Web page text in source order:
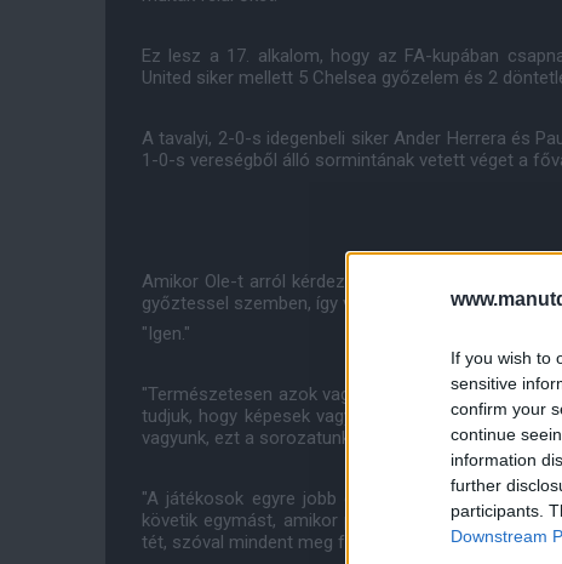
If you wish to
sensitive
confirm your
continue
information
further
participants.
Downstream
Ez lesz a 17. alkalom, hogy az FA-kupában
United siker mellett 5 Chelsea győzelem és 2
A tavalyi, 2-0-s idegenbeli siker Ander Herrera és
1-0-s vereségből álló sormintának vetett véget a
Amikor Ole-t arról kérdezték, hogy magabiztos-e
győztessel szemben, így válaszolt:
"Igen."
"Természetesen azok vagyunk. Először is, az
tudjuk, hogy képesek vagyunk felvenni velük a
vagyunk, ezt a sorozatunkat pedig továbbra is
"A játékosok egyre jobb és jobb erőnléti
követik egymást, amikor pedig ott leszünk a
tét, szóval mindent meg fogunk tenni érte."